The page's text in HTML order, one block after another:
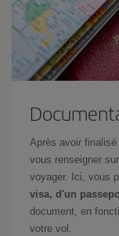
Après avoir
vous renseigner
voyager. Ici, vous
visa, d'un
document, en
votre vol.